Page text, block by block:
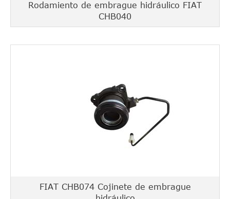
Rodamiento de embrague hidráulico FIAT
CHB040
FIAT CHB074 Cojinete de embrague